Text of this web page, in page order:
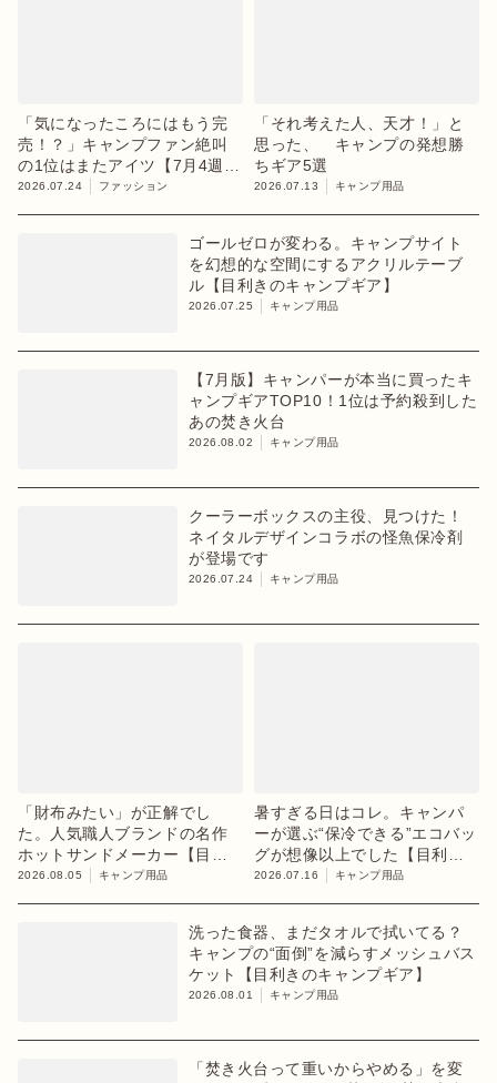
「気になったころにはもう完
売！？」キャンプファン絶叫
の1位はまたアイツ【7月4週ラ
ンキング】
2026.07.24 ファッション
「それ考えた人、天才！」と
思った、 キャンプの発想勝
ちギア5選
2026.07.13 キャンプ用品
ゴールゼロが変わる。キャンプサイト
を幻想的な空間にするアクリルテーブ
ル【目利きのキャンプギア】
2026.07.25 キャンプ用品
【7月版】キャンパーが本当に買ったキ
ャンプギアTOP10！1位は予約殺到した
あの焚き火台
2026.08.02 キャンプ用品
クーラーボックスの主役、見つけた！
ネイタルデザインコラボの怪魚保冷剤
が登場です
2026.07.24 キャンプ用品
「財布みたい」が正解でし
た。人気職人ブランドの名作
ホットサンドメーカー【目利
きのキャンプギア】
2026.08.05 キャンプ用品
暑すぎる日はコレ。キャンパ
ーが選ぶ“保冷できる”エコバッ
グが想像以上でした【目利き
のキャンプギア】
2026.07.16 キャンプ用品
洗った食器、まだタオルで拭いてる？
キャンプの“面倒”を減らすメッシュバス
ケット【目利きのキャンプギア】
2026.08.01 キャンプ用品
「焚き火台って重いからやめる」を変